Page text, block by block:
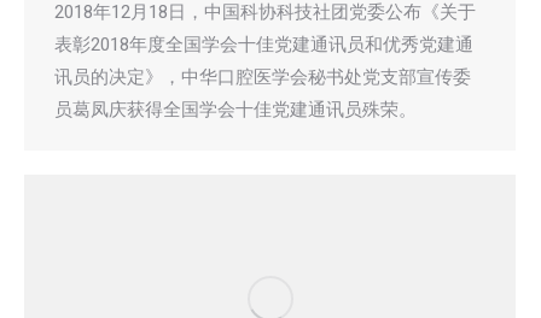
2018年12月18日，中国科协科技社团党委公布《关于
表彰2018年度全国学会十佳党建通讯员和优秀党建通
讯员的决定》，中华口腔医学会秘书处党支部宣传委
员葛凤庆获得全国学会十佳党建通讯员殊荣。